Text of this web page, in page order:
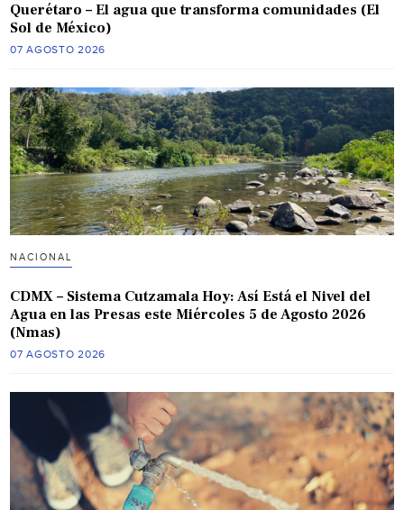
Querétaro – El agua que transforma comunidades (El
Sol de México)
07 AGOSTO 2026
NACIONAL
CDMX – Sistema Cutzamala Hoy: Así Está el Nivel del
Agua en las Presas este Miércoles 5 de Agosto 2026
(Nmas)
07 AGOSTO 2026